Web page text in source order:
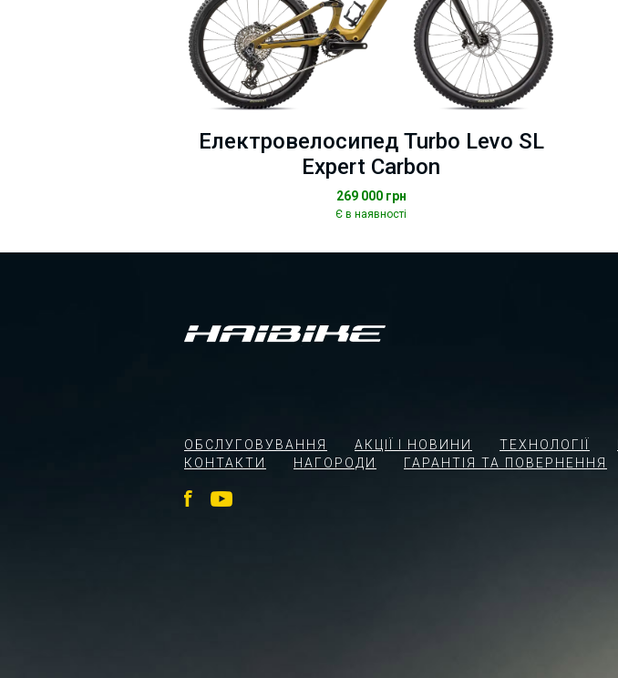
Електровелосипед Turbo Levo SL
Expert Carbon
269 000 грн
Є в наявності
ОБСЛУГОВУВАННЯ АКЦІЇ І НОВИНИ ТЕХНОЛОГІЇ
КОНТАКТИ
НАГОРОДИ ГАРАНТІЯ ТА ПОВЕРНЕННЯ